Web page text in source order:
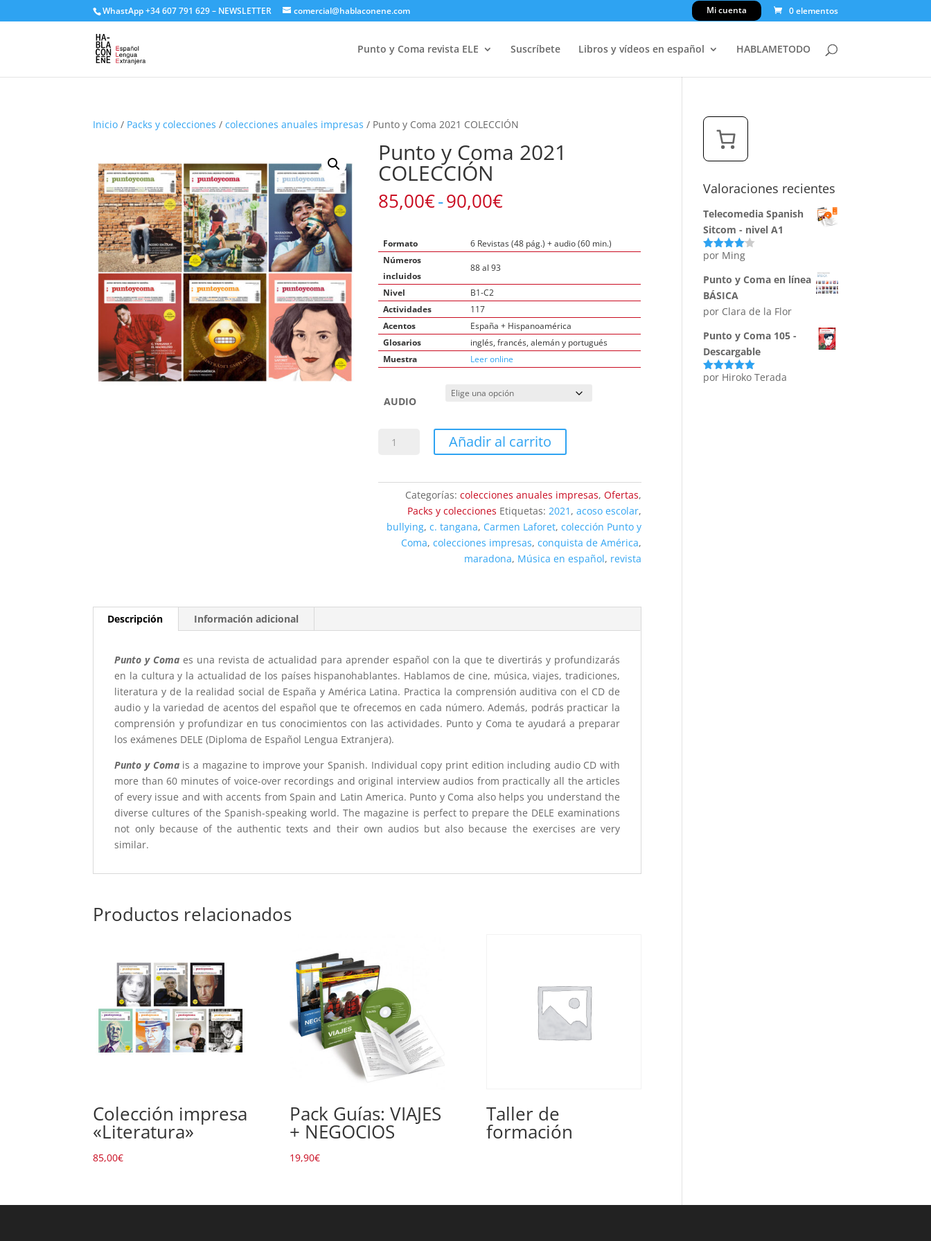
WhastApp+34 607 791 629– NEWSLETTER comercial@hablaconene.com Mi cuenta 0 elementos
Punto y Coma revista ELE Suscríbete Libros y vídeos en español HABLAMETODO
Inicio / Packs y colecciones /colecciones anuales impresas / Punto y Coma 2021 COLECCIÓN
Punto y Coma 2021
COLECCIÓN
85,00€-90,00€Rango
desde
hasta
90,00€
Formato
6 Revistas (48 pág.) + audio (60 min.)
Números
incluidos
88 al 93
Nivel
B1-C2
Actividades
117
Acentos
España + Hispanoamérica
Glosarios
inglés, francés, alemán y portugués
Muestra
Leer online
AUDIO
Punto
2021
COLECCIÓN
cantidad
Añadir al carrito
Categorías:colecciones anuales impresas,Ofertas,
Packs y colecciones Etiquetas:2021 ,acoso escolar,
bullying,c. tangana, Carmen Laforet,colección Punto y
Coma,colecciones impresas,conquista de América,
maradona, Música en español, revista
Descripción Información adicional
Punto y Coma es una revista de actualidad para aprender español con la que te divertirás y profundizarás
en la cultura y la actualidad de los países hispanohablantes. Hablamos de cine, música, viajes, tradiciones,
literatura y de la realidad social de España y América Latina. Practica la comprensión auditiva con el CD de
audio y la variedad de acentos del español que te ofrecemos en cada número. Además, podrás practicar la
comprensión y profundizar en tus conocimientos con las actividades. Punto y Coma te ayudará a preparar
los exámenes DELE (Diploma de Español Lengua Extranjera).
Punto y Comais a magazine to improve your Spanish. Individual copy print edition including audio CD with
more than 60 minutes of voice-over recordings and original interview audios from practically all the articles
of every issue and with accents from Spain and Latin America. Punto y Coma also helps you understand the
diverse cultures of the Spanish-speaking world. The magazine is perfect to prepare the DELE examinations
not only because of the authentic texts and their own audios but also because the exercises are very
similar.
Productos relacionados
Colección impresa
«Literatura»
85,00€
Pack Guías: VIAJES
+ NEGOCIOS
19,90€
Taller de
formación
Valoraciones recientes
Telecomedia Spanish
Sitcom - nivel A1
Valorado
5
por Ming
Punto y Coma en línea
BÁSICA
por Clara de la Flor
Punto y Coma 105 -
Descargable
Valorado
por Hiroko Terada